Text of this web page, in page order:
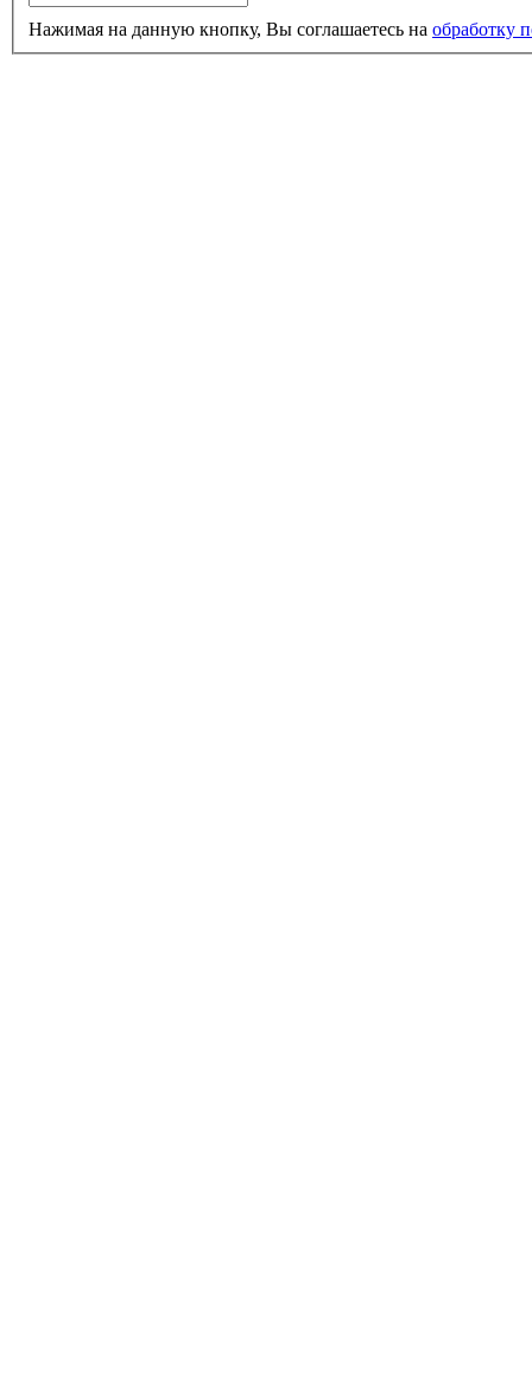
Нажимая на данную кнопку, Вы соглашаетесь на обработку